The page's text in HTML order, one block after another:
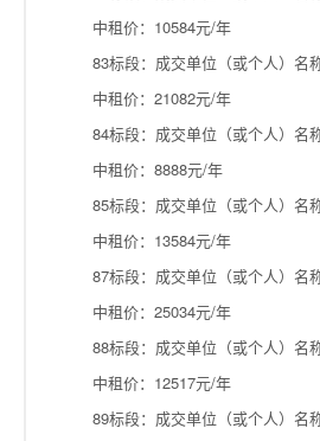
中租价：10584元/年
83标段：成交单位（或个人）名
中租价：21082元/年
84标段：成交单位（或个人）名
中租价：8888元/年
85标段：成交单位（或个人）名
中租价：13584元/年
87标段：成交单位（或个人）名
中租价：25034元/年
88标段：成交单位（或个人）名
中租价：12517元/年
89标段：成交单位（或个人）名